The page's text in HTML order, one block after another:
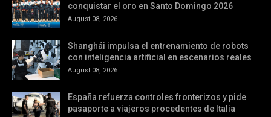
conquistar el oro en Santo Domingo 2026
August 08, 2026
Shanghái impulsa el entrenamiento de robots
con inteligencia artificial en escenarios reales
August 08, 2026
España refuerza controles fronterizos y pide
pasaporte a viajeros procedentes de Italia